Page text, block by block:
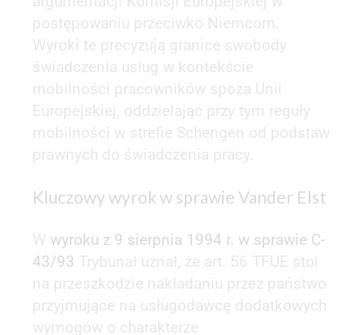
postępowaniu przeciwko Niemcom.
Wyroki te precyzują granice swobody
świadczenia usług w kontekście
mobilności pracowników spoza Unii
Europejskiej, oddzielając przy tym reguły
mobilności w strefie Schengen od podstaw
prawnych do świadczenia pracy.
Kluczowy wyrok w sprawie Vander Elst
W wyroku z 9 sierpnia 1994 r. w sprawie C-
43/93 Trybunał uznał, że art. 56 TFUE stoi
na przeszkodzie nakładaniu przez państwo
przyjmujące na usługodawcę dodatkowych
wymogów o charakterze